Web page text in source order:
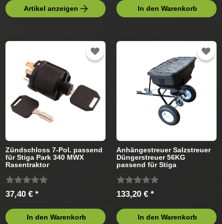
Artikel anzeigen In den Warenkorb
Zündschloss 7-Pol. passend
für Stiga Park 340 MWX
Rasentraktor
37,40 € *
In den Warenkorb
Anhängestreuer Salzstreuer
Düngerstreuer 56KG
passend für Stiga
133,20 € *
In den Warenkorb